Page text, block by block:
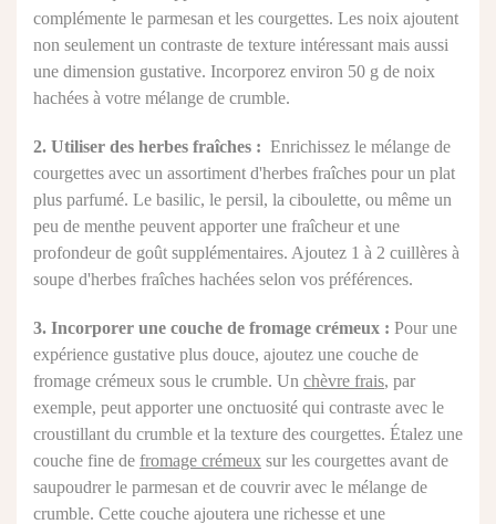
complémente le parmesan et les courgettes. Les noix ajoutent
non seulement un contraste de texture intéressant mais aussi
une dimension gustative. Incorporez environ 50 g de noix
hachées à votre mélange de crumble.
2. Utiliser des herbes fraîches : Enrichissez le mélange de
courgettes avec un assortiment d'herbes fraîches pour un plat
plus parfumé. Le basilic, le persil, la ciboulette, ou même un
peu de menthe peuvent apporter une fraîcheur et une
profondeur de goût supplémentaires. Ajoutez 1 à 2 cuillères à
soupe d'herbes fraîches hachées selon vos préférences.
3. Incorporer une couche de fromage crémeux : Pour une
expérience gustative plus douce, ajoutez une couche de
fromage crémeux sous le crumble. Un chèvre frais, par
exemple, peut apporter une onctuosité qui contraste avec le
croustillant du crumble et la texture des courgettes. Étalez une
couche fine de fromage crémeux sur les courgettes avant de
saupoudrer le parmesan et de couvrir avec le mélange de
crumble. Cette couche ajoutera une richesse et une